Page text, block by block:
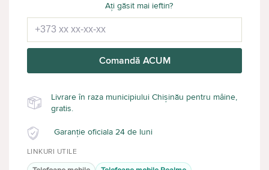
Ați găsit mai ieftin?
Comandă ACUM
Livrare în raza municipiului Chișinău pentru mâine,
gratis.
Garanție oficiala 24 de luni
LINKURI UTILE